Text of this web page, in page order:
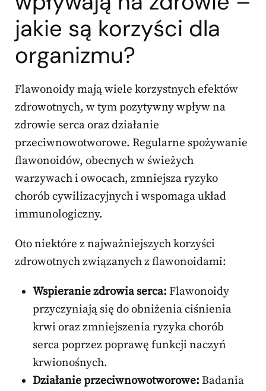
jakie są korzyści dla
organizmu?
Flawonoidy mają wiele korzystnych efektów
zdrowotnych, w tym pozytywny wpływ na
zdrowie serca oraz działanie
przeciwnowotworowe. Regularne spożywanie
flawonoidów, obecnych w świeżych
warzywach i owocach, zmniejsza ryzyko
chorób cywilizacyjnych i wspomaga układ
immunologiczny.
Oto niektóre z najważniejszych korzyści
zdrowotnych związanych z flawonoidami:
Wspieranie zdrowia serca: Flawonoidy
przyczyniają się do obniżenia ciśnienia
krwi oraz zmniejszenia ryzyka chorób
serca poprzez poprawę funkcji naczyń
krwionośnych.
Działanie przeciwnowotworowe: Badania